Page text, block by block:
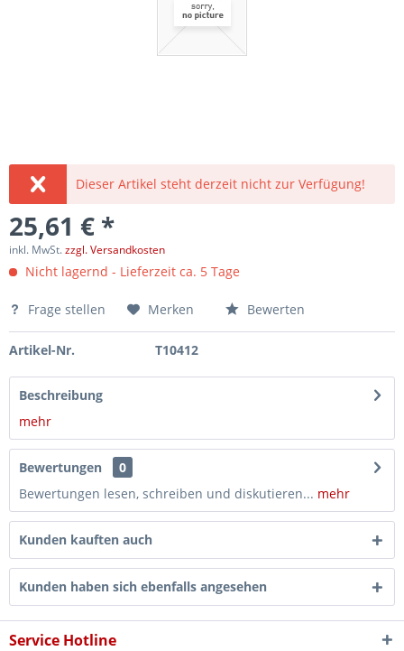
Dieser Artikel steht derzeit nicht zur Verfügung!
25,61 € *
inkl. MwSt.zzgl. Versandkosten
Nicht lagernd - Lieferzeit ca. 5 Tage
Frage stellen Merken Bewerten
Artikel-Nr. T10412
Beschreibung
mehr
Bewertungen
0
Bewertungen lesen, schreiben und diskutieren... mehr
Kunden kauften auch
Kunden haben sich ebenfalls angesehen
Service Hotline